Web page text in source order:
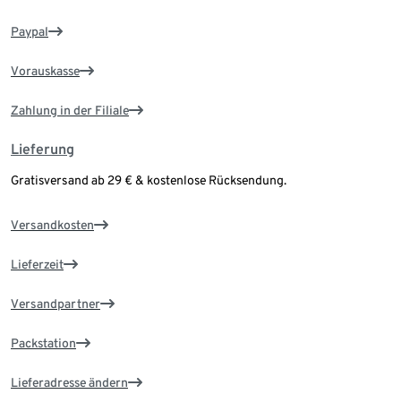
Paypal
Vorauskasse
Zahlung in der Filiale
Lieferung
Gratisversand ab 29 € & kostenlose Rücksendung.
Versandkosten
Lieferzeit
Versandpartner
Packstation
Lieferadresse ändern